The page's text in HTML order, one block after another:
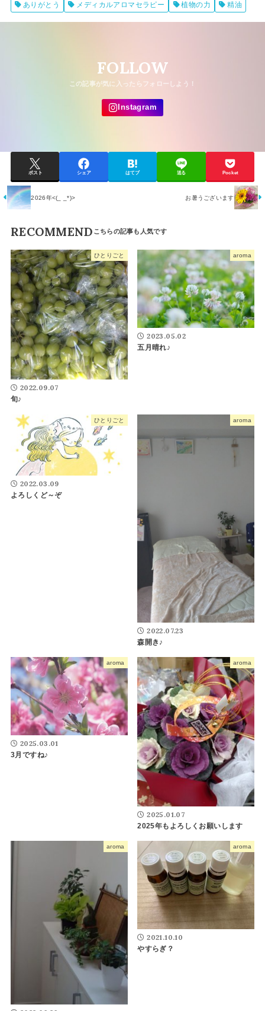
ありがとう
メディカルアロマセラピー 植物の力 精油
FOLLOW
ポスト シェア はてブ 送る Pocket
2026年<(_ _*)> お暑うございます
RECOMMEND
ひとりごと
2022.09.07
旬♪
aroma
2023.05.02
五月晴れ♪
ひとりごと
2022.03.09
よろしくど～ぞ
aroma
2022.07.23
森開き♪
aroma
2025.03.01
3月ですね♪
aroma
2025.01.07
2025年もよろしくお願いします
aroma aroma
2021.10.10
やすらぎ？